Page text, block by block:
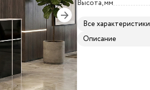
Высота, мм
Все характеристики
Описание